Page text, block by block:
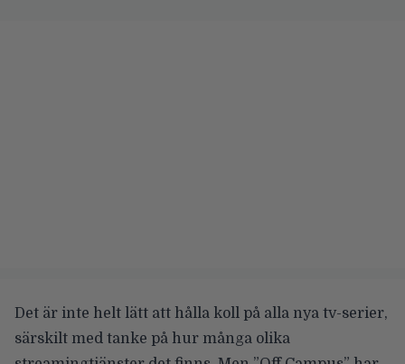
Det är inte helt lätt att hålla koll på alla nya tv-serier,
särskilt med tanke på hur många olika